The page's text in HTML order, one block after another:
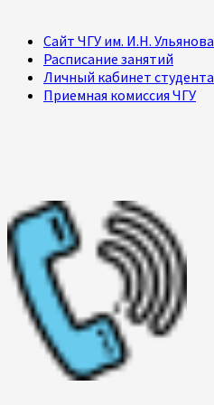
Сайт ЧГУ им. И.Н. Ульянова
Расписание занятий
Личный кабинет студента
Приемная комиссия ЧГУ